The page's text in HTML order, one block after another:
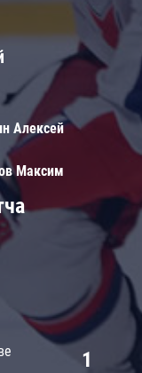
1
Алексей
Максим